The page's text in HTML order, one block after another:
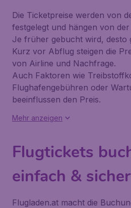
Die Ticketpreise werden von
festgelegt und hängen von
Je früher gebucht wird, desto
Kurz vor Abflug steigen die
von Airline und Nachfrage.
Auch Faktoren wie
Flughafengebühren oder
beeinflussen den Preis.
Mehr anzeigen
Flugtickets
einfach & sicher
Flugladen.at macht die